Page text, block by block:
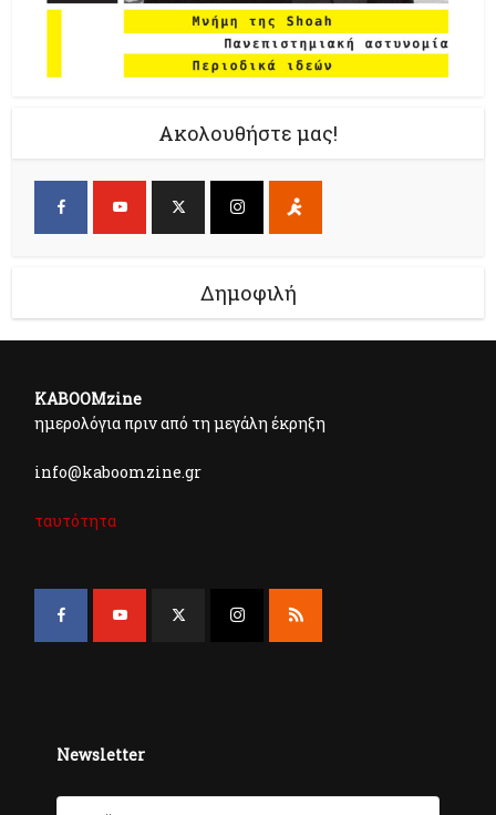
Ακολουθήστε μας!
Δημοφιλή
KABOOMzine
ημερολόγια πριν από τη μεγάλη έκρηξη
info@kaboomzine.gr
ταυτότητα
Newsletter